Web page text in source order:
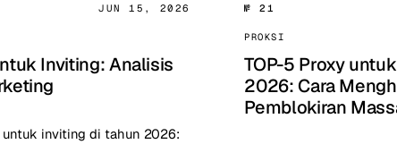
JUN 15, 2026
Inviting: Analisis
inviting di tahun 2026:
№ 21
PROKSI
TOP-5 Proxy
2026: Cara
Pemblokiran